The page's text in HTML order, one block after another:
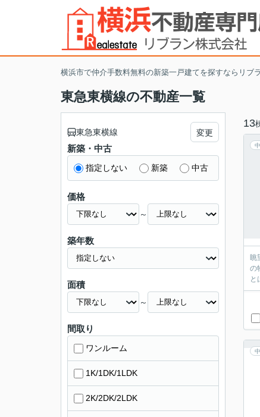
横浜市で仲介手数料無料の新築一戸建てを探すならリブ
東急東横線の不動産一覧
13
眺
の
と
東急東横線 変更
新築・中古
指定しない 新築 中古
価格
～
築年数
面積
～
間取り
ワンルーム
1K/1DK/1LDK
2K/2DK/2LDK